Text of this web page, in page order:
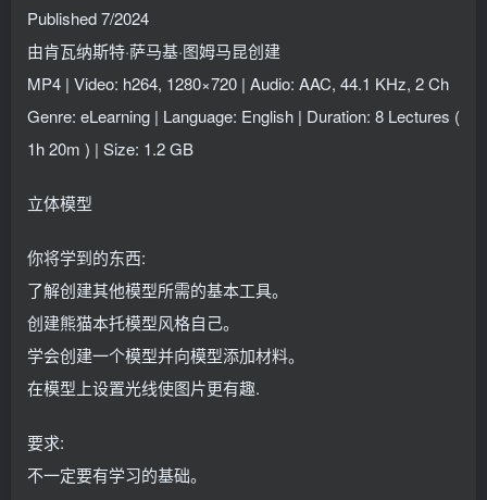
Published 7/2024
由肯瓦纳斯特·萨马基·图姆马昆创建
MP4 | Video: h264, 1280×720 | Audio: AAC, 44.1 KHz, 2 Ch
Genre: eLearning | Language: English | Duration: 8 Lectures (
1h 20m ) | Size: 1.2 GB
立体模型
你将学到的东西:
了解创建其他模型所需的基本工具。
创建熊猫本托模型风格自己。
学会创建一个模型并向模型添加材料。
在模型上设置光线使图片更有趣.
要求:
不一定要有学习的基础。